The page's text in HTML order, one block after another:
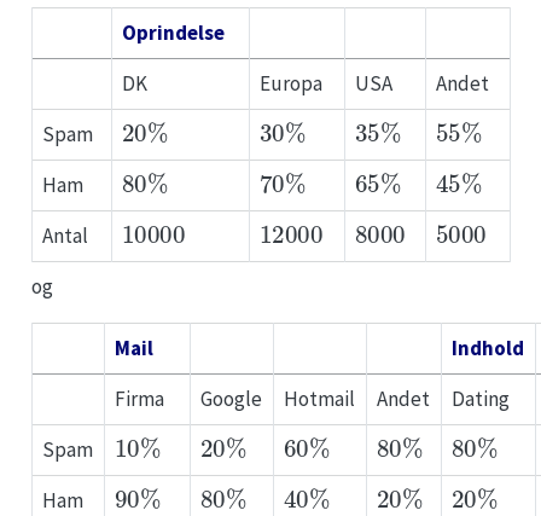
Oprindelse
DK
Europa USA
Andet
Spam
20% 30% 35% 55%
Ham
80% 70% 65% 45%
Antal
10000 12000 8000 5000
og
Mail
Indhold
Firma
Google Hotmail Andet
Dating
Spam
10% 20% 60% 80% 80%
Ham
90% 80% 40% 20% 20%